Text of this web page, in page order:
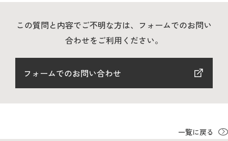
案内
この質問と内容でご不明な方は、フォームでのお問い
合わせをご利用ください。
フォームでのお問い合わせ
一覧に戻る